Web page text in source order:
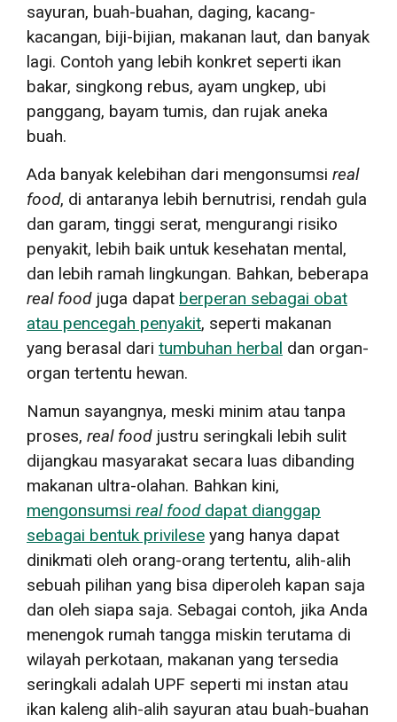
sayuran, buah-buahan, daging, kacang-
kacangan, biji-bijian, makanan laut, dan banyak
lagi. Contoh yang lebih konkret seperti ikan
bakar, singkong rebus, ayam ungkep, ubi
panggang, bayam tumis, dan rujak aneka
buah.
Ada banyak kelebihan dari mengonsumsi real
food, di antaranya lebih bernutrisi, rendah gula
dan garam, tinggi serat, mengurangi risiko
penyakit, lebih baik untuk kesehatan mental,
dan lebih ramah lingkungan. Bahkan, beberapa
real foodjuga dapat berperan sebagai obat
atau pencegah penyakit, seperti makanan
yang berasal dari tumbuhan herbal dan organ-
organ tertentu hewan.
Namun sayangnya, meski minim atau tanpa
proses, real foodjustru seringkali lebih sulit
dijangkau masyarakat secara luas dibanding
makanan ultra-olahan. Bahkan kini,
mengonsumsi real fooddapat dianggap
sebagai bentuk privilese yang hanya dapat
dinikmati oleh orang-orang tertentu, alih-alih
sebuah pilihan yang bisa diperoleh kapan saja
dan oleh siapa saja. Sebagai contoh, jika Anda
menengok rumah tangga miskin terutama di
wilayah perkotaan, makanan yang tersedia
seringkali adalah UPF seperti mi instan atau
ikan kaleng alih-alih sayuran atau buah-buahan